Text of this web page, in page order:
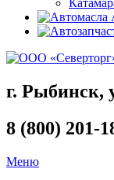
г. Рыбинск,
8 (800) 201-
Меню